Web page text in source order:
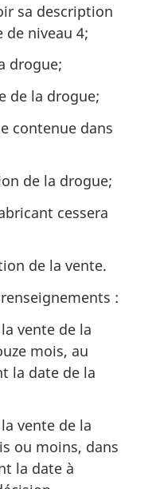
sa description
de niveau 4;
drogue;
de la drogue;
contenue dans
de la drogue;
cessera
de la vente.
:
vente de la
mois, au
la date de la
vente de la
ou moins, dans
la date à